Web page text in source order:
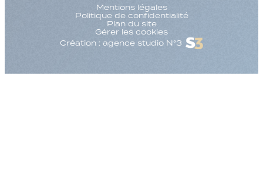
Mentions légales
Politique de confidentialité
Plan du site
Gérer les cookies
Création : agence studio N°3